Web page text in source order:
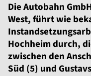
Die Autobahn
West, führt wie
Hochheim durch,
zwischen den
Süd (5) und